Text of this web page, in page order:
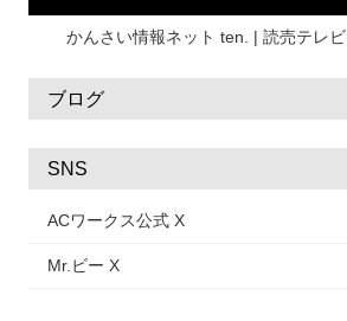
かんさい情報ネット ten. | 読売テレビ
ブログ
SNS
ACワークス公式 X
Mr.ビー X